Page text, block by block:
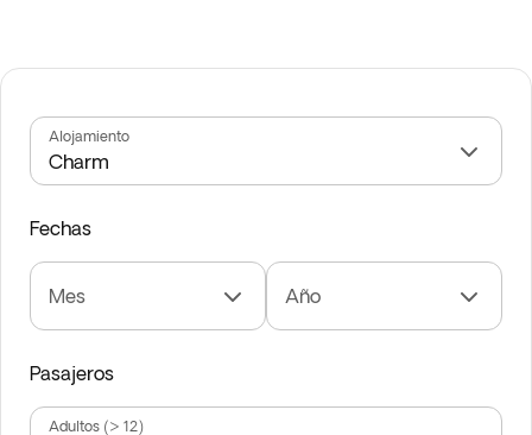
Alojamiento
Fechas
Mes Año
Pasajeros
Adultos (> 12)